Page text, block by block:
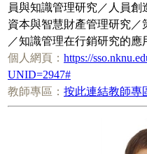
員與知識管理研究／人員
資本與智慧財產管理研究
／知識管理在行銷研究的應
個人網頁： https://
UNID=2947#
教師專區： 按此連結教師專